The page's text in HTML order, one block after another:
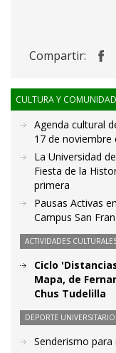
Compartir:
CULTURA Y COMUNIDAD
Agenda cultural
17 de noviembre
La Universidad
Fiesta de la
primera
Pausas Activas
Campus San
ACTIVIDADES
Ciclo
Mapa, de
Chus Tudelilla
DEPORTE UNIVERSITARIO
Senderismo